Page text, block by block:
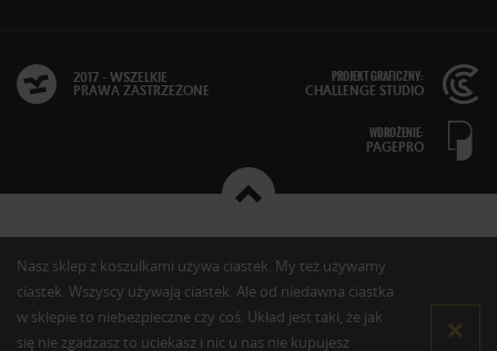
2017 - WSZELKIE
PRAWA ZASTRZEŻONE
PROJEKT GRAFICZNY:
CHALLENGE STUDIO
WDROŻENIE:
PAGEPRO
Nasz sklep z koszulkami używa ciastek. My też używamy
ciastek. Wszyscy używają ciastek. Ale od niedawna ciastka
w sklepie to niebezpieczne czy coś. Układ jest taki, że jak
się nie zgadzasz to uciekasz i nic u nas nie kupujesz